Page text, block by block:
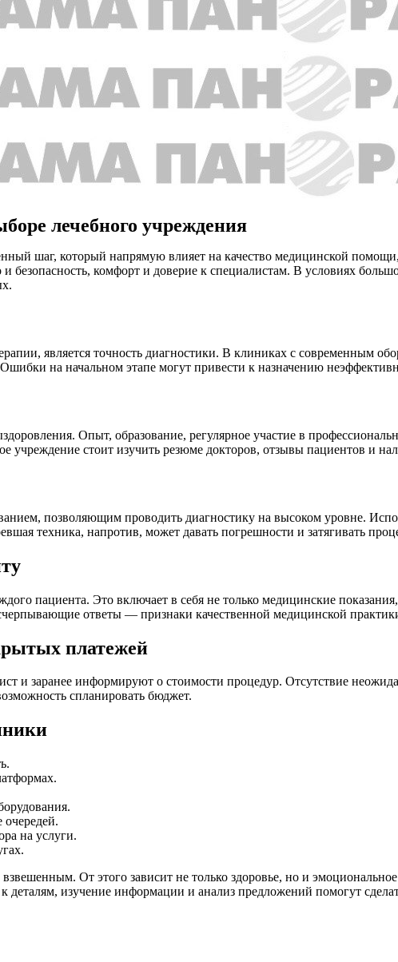
лечебного учреждения
шаг, который напрямую влияет на качество медицинской
безопасность, комфорт и доверие к специалистам. В условиях
является точность диагностики. В клиниках с современным
на начальном этапе могут привести к назначению
Опыт, образование, регулярное участие в
учреждение стоит изучить резюме докторов, отзывы пациентов и
позволяющим проводить диагностику на высоком уровне.
техника, напротив, может давать погрешности и затягивать
пациента. Это включает в себя не только медицинские
ответы — признаки качественной медицинской
платежей
и заранее информируют о стоимости процедур. Отсутствие
спланировать бюджет.
очередей.
на услуги.
От этого зависит не только здоровье, но и
изучение информации и анализ предложений помогут